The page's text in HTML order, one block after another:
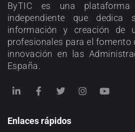
ByTIC es una plataforma
independiente que
información y creación de
profesionales para el fomento
innovación en las
España.
Enlaces rápidos